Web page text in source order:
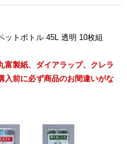
トボトル 45L 透明 10枚組
製紙、ダイアラップ、クレラ
入前に必ず商品のお間違いがな